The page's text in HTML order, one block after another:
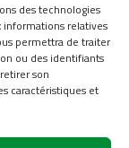
des technologies
relatives
permettra de traiter
ou des identifiants
son
caractéristiques et